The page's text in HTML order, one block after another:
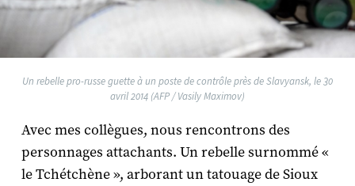
Un rebelle pro-russe guette à un poste de contrôle près de Slavyansk, le 30
avril 2014 (AFP / Vasily Maximov)
Avec mes collègues, nous rencontrons des
personnages attachants. Un rebelle surnommé «
le Tchétchène », arborant un tatouage de Sioux